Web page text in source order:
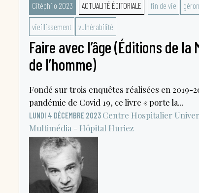
Citéphilo 2023 ACTUALITÉ ÉDITORIALE fin de vie
vieillissement vulnérabilité
Faire avec l’âge (Éditions de la
de l’homme)
Fondé sur trois enquêtes réalisées en 2019-
pandémie de Covid 19, ce livre « porte la...
LUNDI 4 DÉCEMBRE 2023 Centre Hospitalier
Multimédia - Hôpital Huriez